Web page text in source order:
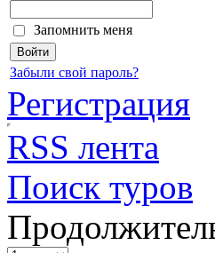
Запомнить меня
Забыли свой пароль?
Регистрация
RSS лента
Поиск туров